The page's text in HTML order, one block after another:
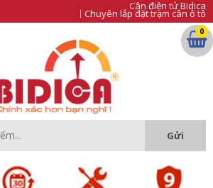
Cân điện tử Bidica
Chuyên lắp đặt trạm cân ô tô
0